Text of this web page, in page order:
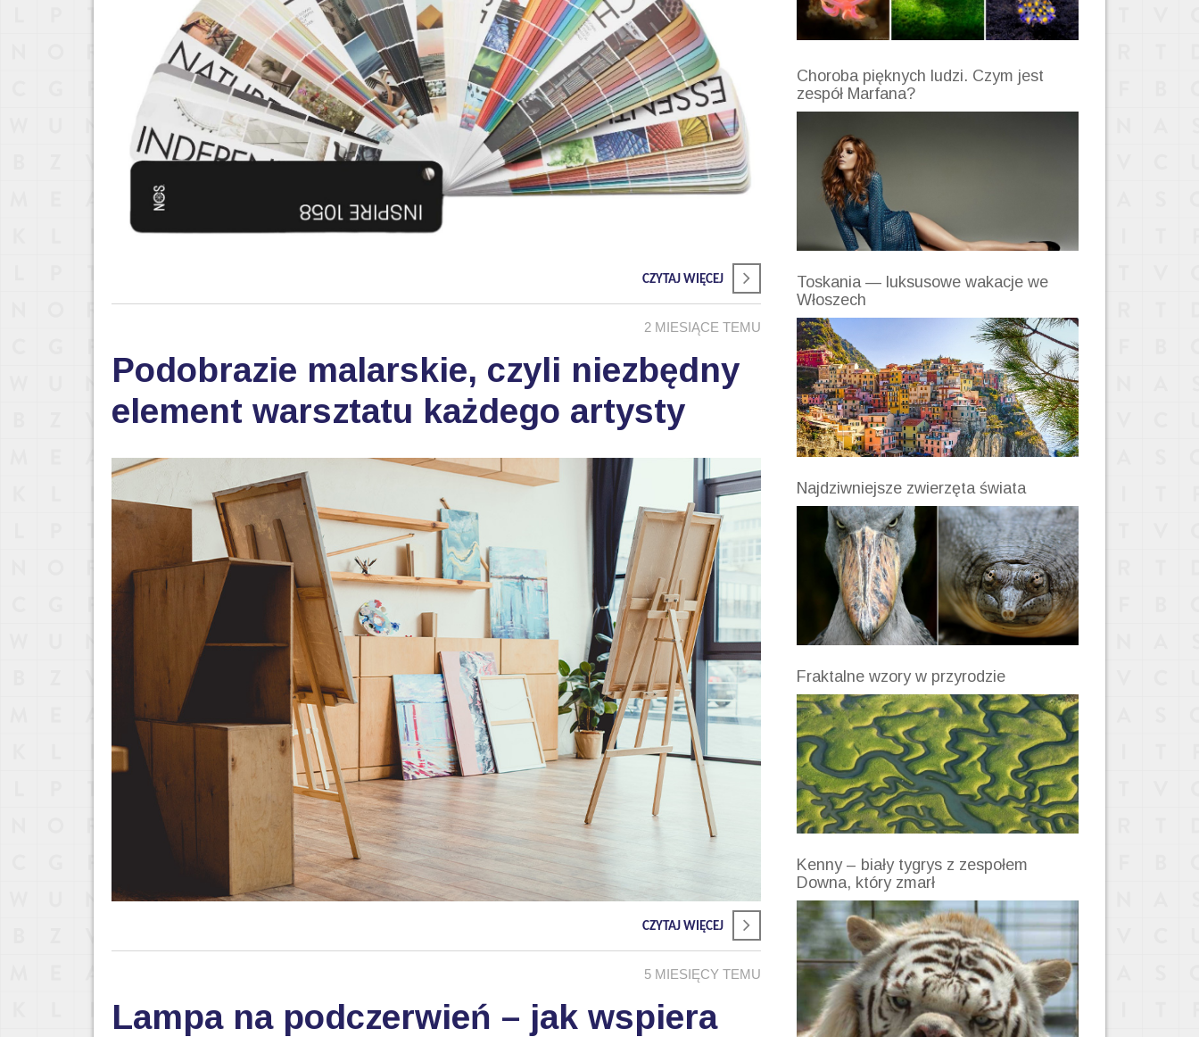
CZYTAJ WIĘCEJ
2 MIESIĄCE TEMU
Podobrazie malarskie, czyli niezbędny
element warsztatu każdego artysty
CZYTAJ WIĘCEJ
5 MIESIĘCY TEMU
Lampa na podczerwień – jak wspiera
Choroba pięknych ludzi. Czym jest
zespół Marfana?
Toskania — luksusowe wakacje we
Włoszech
Najdziwniejsze zwierzęta świata
Fraktalne wzory w przyrodzie
Kenny – biały tygrys z zespołem
Downa, który zmarł